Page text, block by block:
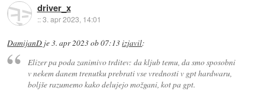
driver_x
::3. apr 2023, 14:01
DamijanD je3. apr 2023 ob 07:13izjavil:
Elizer pa poda zanimivo trditev: da kljub temu, da smo sposobni
v nekem danem trenutku prebrati vse vrednosti v gpt hardwaru,
boljše razumemo kako delujejo možgani, kot pa gpt.